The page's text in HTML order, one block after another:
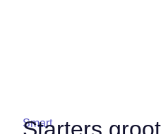
Smart
Starters groot